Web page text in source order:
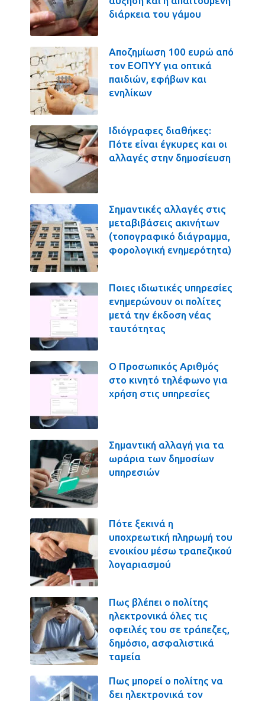
διάρκεια του γάμου
Αποζημίωση 100 ευρώ από
τον ΕΟΠΥΥ για οπτικά
παιδιών, εφήβων και
ενηλίκων
Ιδιόγραφες διαθήκες:
Πότε είναι έγκυρες και οι
αλλαγές στην δημοσίευση
Σημαντικές αλλαγές στις
μεταβιβάσεις ακινήτων
(τοπογραφικό διάγραμμα,
φορολογική ενημερότητα)
Ποιες ιδιωτικές υπηρεσίες
ενημερώνουν οι πολίτες
μετά την έκδοση νέας
ταυτότητας
Ο Προσωπικός Αριθμός
στο κινητό τηλέφωνο για
χρήση στις υπηρεσίες
Σημαντική αλλαγή για τα
ωράρια των δημοσίων
υπηρεσιών
Πότε ξεκινά η
υποχρεωτική πληρωμή του
ενοικίου μέσω τραπεζικού
λογαριασμού
Πως βλέπει ο πολίτης
ηλεκτρονικά όλες τις
οφειλές του σε τράπεζες,
δημόσιο, ασφαλιστικά
ταμεία
Πως μπορεί ο πολίτης να
δει ηλεκτρονικά τον